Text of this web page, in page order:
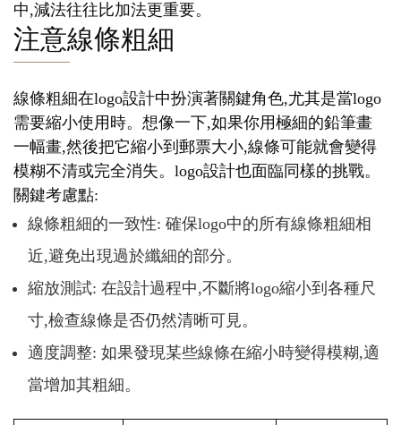
中,減法往往比加法更重要。
注意線條粗細
線條粗細在logo設計中扮演著關鍵角色,尤其是當logo
需要縮小使用時。想像一下,如果你用極細的鉛筆畫
一幅畫,然後把它縮小到郵票大小,線條可能就會變得
模糊不清或完全消失。logo設計也面臨同樣的挑戰。
關鍵考慮點:
線條粗細的一致性: 確保logo中的所有線條粗細相
近,避免出現過於纖細的部分。
縮放測試: 在設計過程中,不斷將logo縮小到各種尺
寸,檢查線條是否仍然清晰可見。
適度調整: 如果發現某些線條在縮小時變得模糊,適
當增加其粗細。